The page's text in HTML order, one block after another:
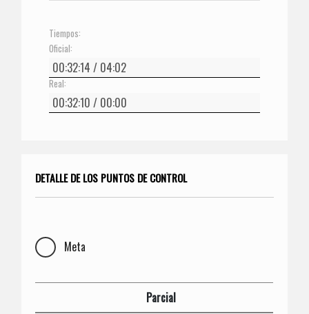
Tiempos:
Oficial:
Real:
DETALLE DE LOS PUNTOS DE CONTROL
Meta
Parcial